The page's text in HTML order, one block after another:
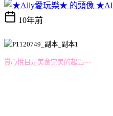
10年前
賞心悅目是美食完美的起點~~